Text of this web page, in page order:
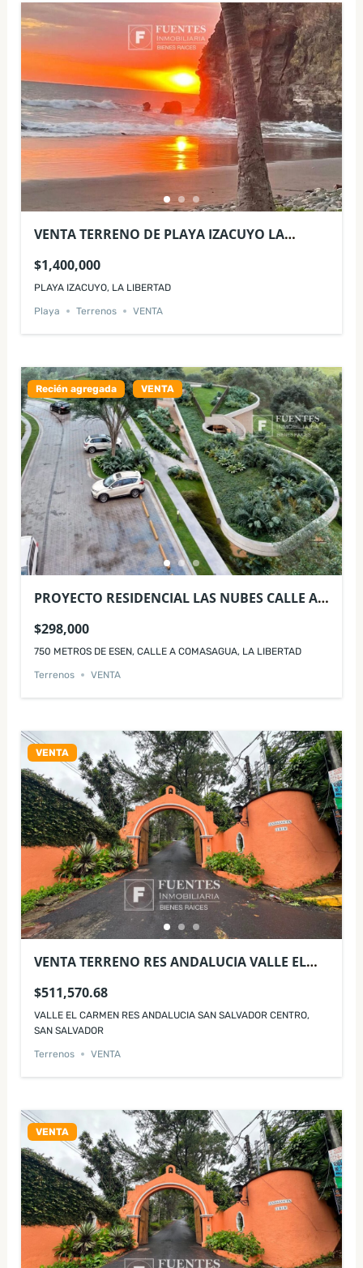
VENTA TERRENO DE PLAYA IZACUYO LA
$1,400,000
PLAYA IZACUYO, LA LIBERTAD
Playa Terrenos VENTA
Recién agregada VENTA
PROYECTO RESIDENCIAL LAS NUBES CALLE A
$298,000
750 METROS DE ESEN, CALLE A COMASAGUA, LA LIBERTAD
Terrenos VENTA
VENTA
VENTA TERRENO RES ANDALUCIA VALLE EL
$511,570.68
VALLE EL CARMEN RES ANDALUCIA SAN SALVADOR CENTRO,
SAN SALVADOR
Terrenos VENTA
VENTA